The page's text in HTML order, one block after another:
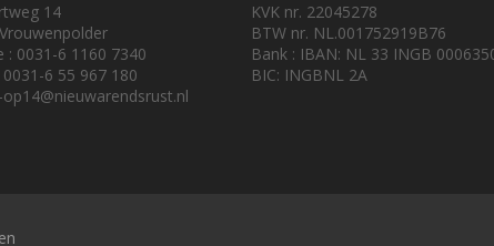
14
: 0031-6 1160 7340
6 55 967 180
KVK nr. 22045278
BTW nr. NL.001752919B76
Bank : IBAN: NL 33 INGB
BIC: INGBNL 2A